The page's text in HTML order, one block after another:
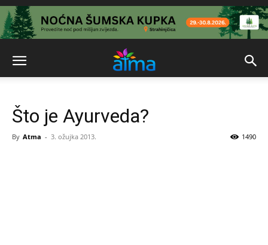
Što je Ayurveda?
By Atma - 3. ožujka 2013. 1490